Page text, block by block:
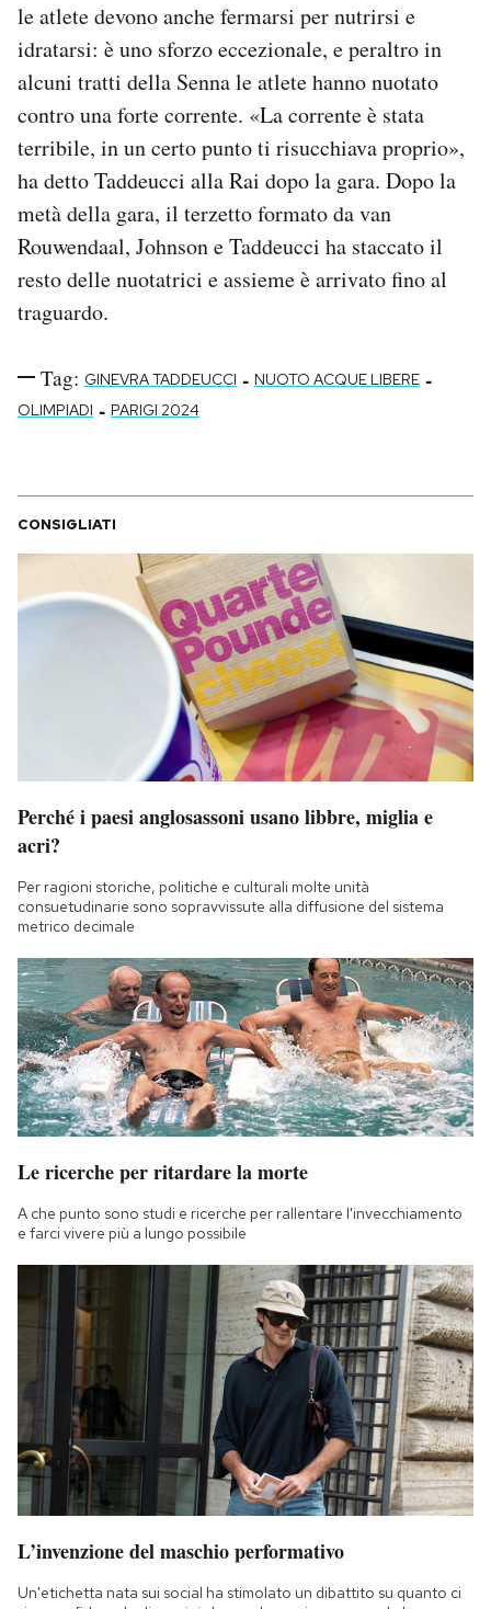
le atlete devono anche fermarsi per nutrirsi e
idratarsi: è uno sforzo eccezionale, e peraltro in
alcuni tratti della Senna le atlete hanno nuotato
contro una forte corrente. «La corrente è stata
terribile, in un certo punto ti risucchiava proprio»,
ha detto Taddeucci alla Rai dopo la gara. Dopo la
metà della gara, il terzetto formato da van
Rouwendaal, Johnson e Taddeucci ha staccato il
resto delle nuotatrici e assieme è arrivato fino al
traguardo.
Tag: GINEVRA TADDEUCCI - NUOTO ACQUE LIBERE -
OLIMPIADI - PARIGI 2024
CONSIGLIATI
Perché i paesi anglosassoni usano libbre, miglia e
acri?
Per ragioni storiche, politiche e culturali molte unità
consuetudinarie sono sopravvissute alla diffusione del sistema
metrico decimale
Le ricerche per ritardare la morte
A che punto sono studi e ricerche per rallentare l'invecchiamento
e farci vivere più a lungo possibile
L’invenzione del maschio performativo
Un'etichetta nata sui social ha stimolato un dibattito su quanto ci